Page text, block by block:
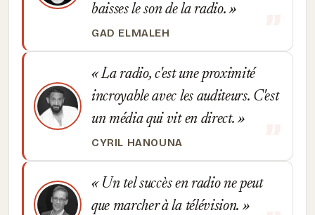
baisses le son de la radio.
GAD ELMALEH
La radio, c'est une proximité
incroyable avec les auditeurs. C'est
un média qui vit en direct.
CYRIL HANOUNA
Un tel succès en radio ne peut
que marcher à la télévision.